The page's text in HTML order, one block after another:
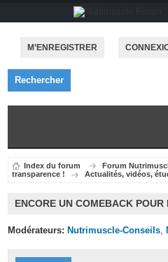
M’ENREGISTRER
Rechercher
Index du forum
Forum
transparence !
Actualités, vidéos,
ENCORE UN COMEBACK POUR
Modérateurs: Nutrimuscle-Conseils ,